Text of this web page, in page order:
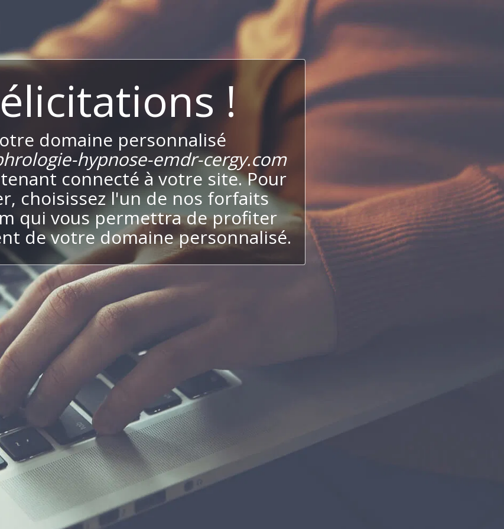
!
domaine personnalisé
hypnose-emdr-cergy.com
connecté à votre site. Pour
choisissez l'un de nos forfaits
qui vous permettra de profiter
de votre domaine personnalisé.